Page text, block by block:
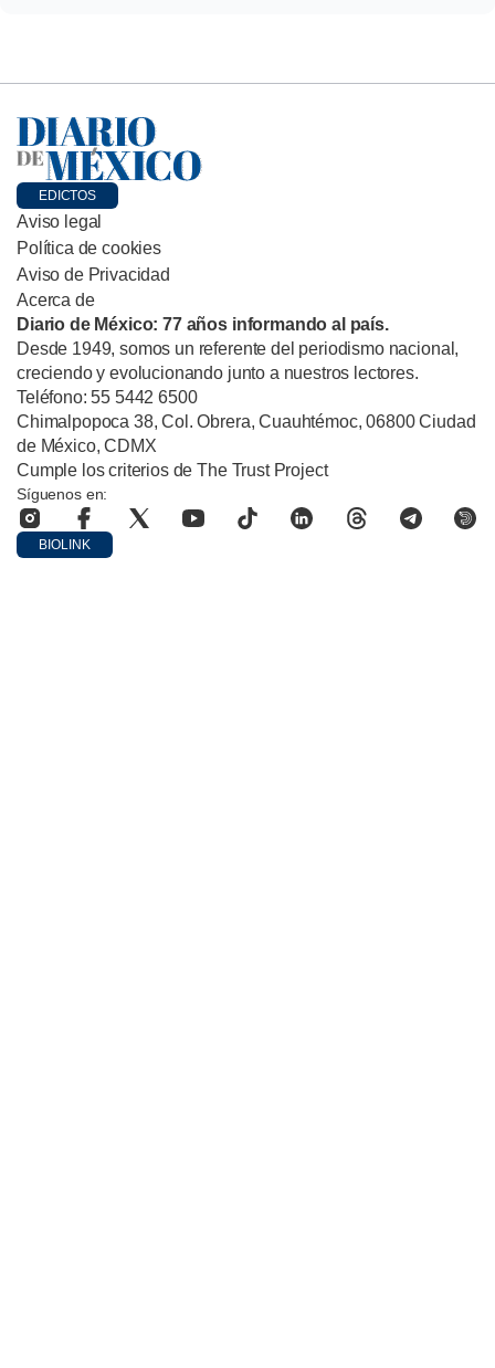
EDICTOS
Aviso legal
Política de cookies
Aviso de Privacidad
Acerca de
Diario de México: 77 años informando al país.
Desde 1949, somos un referente del periodismo nacional,
creciendo y evolucionando junto a nuestros lectores.
Teléfono: 55 5442 6500
Chimalpopoca 38, Col. Obrera, Cuauhtémoc, 06800 Ciudad
de México, CDMX
Cumple los criterios de The Trust Project
Síguenos en:
BIOLINK